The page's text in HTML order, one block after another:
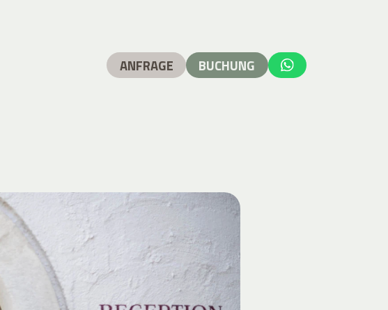
ANFRAGE BUCHUNG